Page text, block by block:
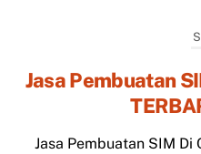
Jasa Pembuatan
Jasa Pembuatan SIM Di